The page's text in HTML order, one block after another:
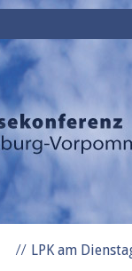
LPK am